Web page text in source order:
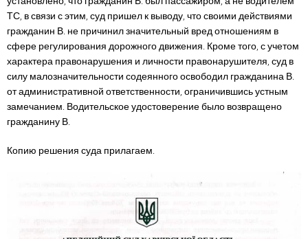
ТС, в связи с этим, суд пришел к выводу, что своими действиями
гражданин В. не причинил значительный вред отношениям в
сфере регулирования дорожного движения. Кроме того, с учетом
характера правонарушения и личности правонарушителя, суд в
силу малозначительности содеянного освободил гражданина В.
от административной ответственности, ограничившись устным
замечанием. Водительское удостоверение было возвращено
гражданину В.
Копию решения суда прилагаем.